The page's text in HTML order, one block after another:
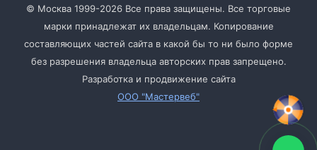
© Москва 1999-2026 Все права защищены. Все торговые
марки принадлежат их владельцам. Копирование
составляющих частей сайта в какой бы то ни было форме
без разрешения владельца авторских прав запрещено.
Разработка и продвижение сайта
ООО "Мастервеб"